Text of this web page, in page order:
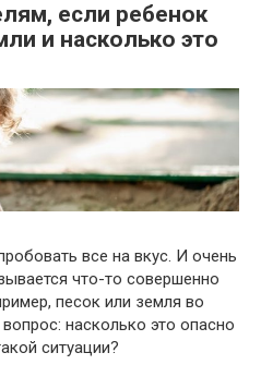
если ребенок
и насколько это
все на вкус. И очень
что-то совершенно
песок или земля во
насколько это опасно
ситуации?